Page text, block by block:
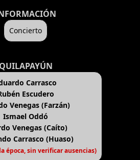
Concierto
QUILAPAYÚN
Carrasco
Escudero
Venegas (Farzán)
Ismael Oddó
Venegas (Caíto)
Carrasco (Huaso)
época, sin verificar ausencias)